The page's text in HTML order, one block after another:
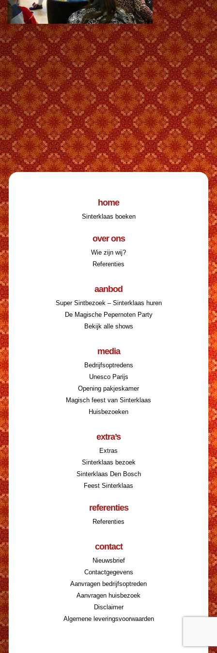
home
Sinterklaas boeken
over ons
Wie zijn wij?
Referenties
aanbod
Super Sintbezoek – Sinterklaas huren
De Magische Pepernoten Party
Bekijk alle shows
media
Bedrijfsoptredens
Unesco Parijs
Opening pakjeskamer
Magisch feest van Sinterklaas
Huisbezoeken
extra’s
Extras
Sinterklaas bezoek
Sinterklaas Den Bosch
Feest Sinterklaas
referenties
Referenties
contact
Nieuwsbrief
Contactgegevens
Aanvragen bedrijfsoptreden
Aanvragen huisbezoek
Disclaimer
Algemene leveringsvoorwaarden